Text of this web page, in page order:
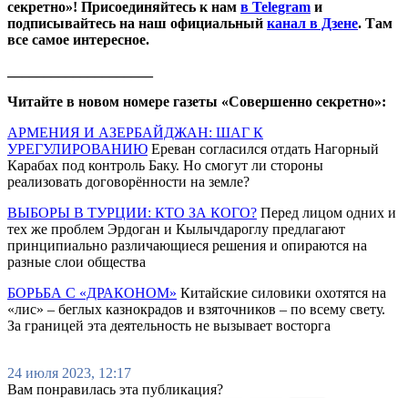
секретно»! Присоединяйтесь к нам в Telegram и
подписывайтесь на наш официальный канал в Дзене. Там
все самое интересное.
Читайте в новом номере газеты «Совершенно секретно»:
АРМЕНИЯ И АЗЕРБАЙДЖАН: ШАГ К
УРЕГУЛИРОВАНИЮ Ереван согласился отдать Нагорный
Карабах под контроль Баку. Но смогут ли стороны
реализовать договорённости на земле?
ВЫБОРЫ В ТУРЦИИ: КТО ЗА КОГО? Перед лицом одних и
тех же проблем Эрдоган и Кылычдароглу предлагают
принципиально различающиеся решения и опираются на
разные слои общества
БОРЬБА С «ДРАКОНОМ» Китайские силовики охотятся на
«лис» – беглых казнокрадов и взяточников – по всему свету.
За границей эта деятельность не вызывает восторга
24 июля 2023, 12:17
Вам понравилась эта публикация?